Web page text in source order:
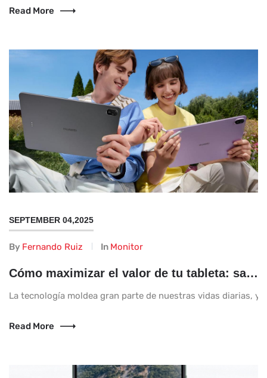
Read More
SEPTEMBER 04,2025
By Fernando Ruiz In Monitor
Cómo maximizar el valor de tu tableta: saca el máximo provecho de tu dispositivo
La tecnología moldea gran parte de nuestras vidas diarias, y
Read More